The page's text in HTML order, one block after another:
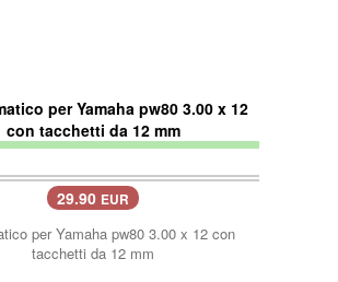
29.90 EUR
per Yamaha pw80 3.00 x 12 con
tacchetti da 12 mm